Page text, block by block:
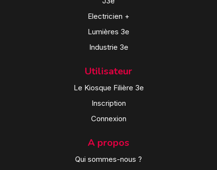
Electricien +
Lumières 3e
Industrie 3e
Utilisateur
Le Kiosque Filière 3e
Inscription
Connexion
A propos
Qui sommes-nous ?